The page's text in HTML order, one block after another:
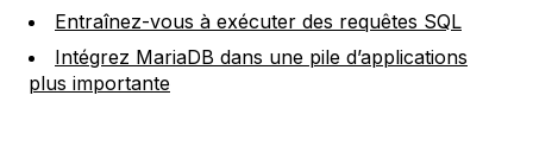
Entraînez-vous à exécuter des requêtes SQL
Intégrez MariaDB dans une pile d’applications
plus importante